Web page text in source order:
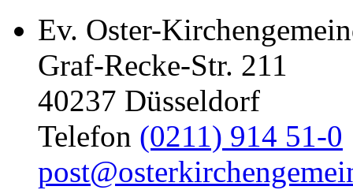
Ev. Oster-
Graf-Recke-Str. 211
40237 Düsseldorf
Telefon (0211) 914 51-0